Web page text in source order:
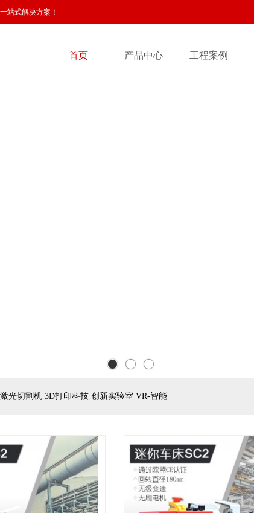
站式解决方案！
首页 产品中心 工程案例
光切割机 3D打印科技 创新实验室 VR-智能